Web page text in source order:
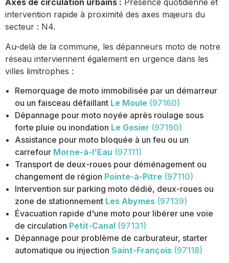
Axes de circulation urbains : Présence quotidienne et
intervention rapide à proximité des axes majeurs du
secteur : N4.
Au-delà de la commune, les dépanneurs moto de notre
réseau interviennent également en urgence dans les
villes limitrophes :
Remorquage de moto immobilisée par un démarreur
ou un faisceau défaillant Le Moule (97160)
Dépannage pour moto noyée après roulage sous
forte pluie ou inondation Le Gosier (97190)
Assistance pour moto bloquée à un feu ou un
carrefour Morne-à-l'Eau (97111)
Transport de deux-roues pour déménagement ou
changement de région Pointe-à-Pitre (97110)
Intervention sur parking moto dédié, deux-roues ou
zone de stationnement Les Abymes (97139)
Évacuation rapide d'une moto pour libérer une voie
de circulation Petit-Canal (97131)
Dépannage pour problème de carburateur, starter
automatique ou injection Saint-François (97118)